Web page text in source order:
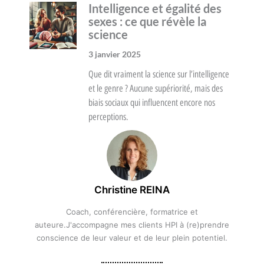
Christine REINA
Coach, conférencière, formatrice et
auteure.J'accompagne mes clients HPI à (re)prendre
conscience de leur valeur et de leur plein potentiel.
Intelligence et égalité des
sexes : ce que révèle la
science
3 janvier 2025
Que dit vraiment la science sur l’intelligence
et le genre ? Aucune supériorité, mais des
biais sociaux qui influencent encore nos
perceptions.